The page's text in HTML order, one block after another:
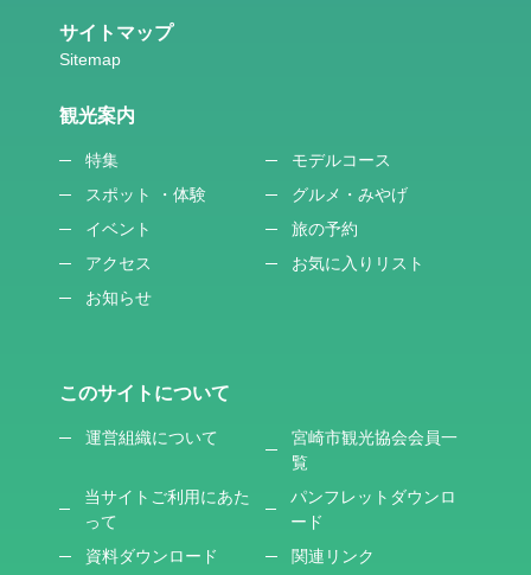
サイトマップ
観光案内
特集
モデルコース
スポット ・体験
グルメ・みやげ
イベント
旅の予約
アクセス
お気に入りリスト
お知らせ
このサイトについて
運営組織について
宮崎市観光協会会員一
覧
当サイトご利用にあた
って
パンフレットダウンロ
ード
資料ダウンロード
関連リンク